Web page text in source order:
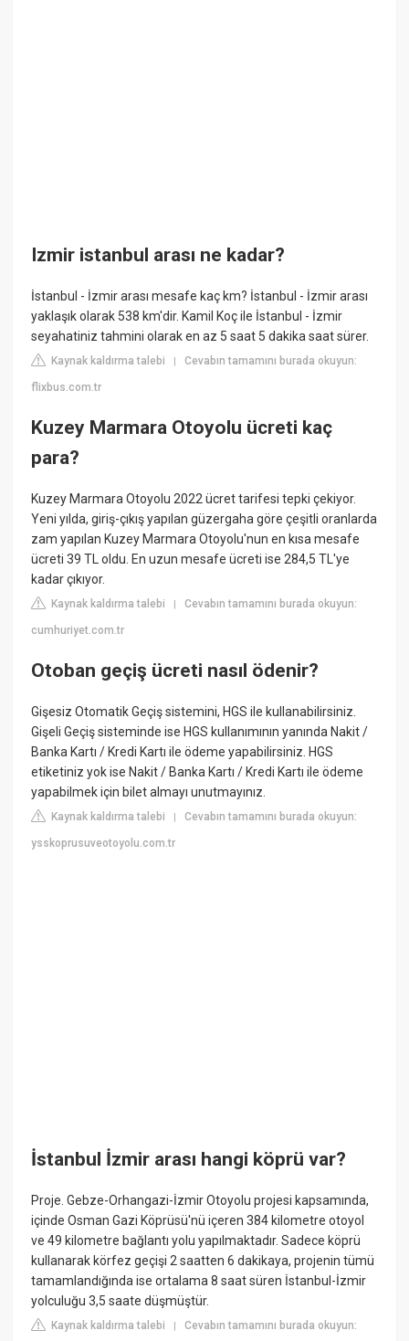
Izmir istanbul arası ne kadar?
İstanbul - İzmir arası mesafe kaç km? İstanbul - İzmir arası
yaklaşık olarak 538 km'dir. Kamil Koç ile İstanbul - İzmir
seyahatiniz tahmini olarak en az 5 saat 5 dakika saat sürer.
Kaynak kaldırma talebi |Cevabın tamamını burada okuyun:
flixbus.com.tr
Kuzey Marmara Otoyolu ücreti kaç
para?
Kuzey Marmara Otoyolu 2022 ücret tarifesi tepki çekiyor.
Yeni yılda, giriş-çıkış yapılan güzergaha göre çeşitli oranlarda
zam yapılan Kuzey Marmara Otoyolu'nun en kısa mesafe
ücreti 39 TL oldu. En uzun mesafe ücreti ise 284,5 TL'ye
kadar çıkıyor.
Kaynak kaldırma talebi |Cevabın tamamını burada okuyun:
cumhuriyet.com.tr
Otoban geçiş ücreti nasıl ödenir?
Gişesiz Otomatik Geçiş sistemini, HGS ile kullanabilirsiniz.
Gişeli Geçiş sisteminde ise HGS kullanımının yanında Nakit /
Banka Kartı / Kredi Kartı ile ödeme yapabilirsiniz. HGS
etiketiniz yok ise Nakit / Banka Kartı / Kredi Kartı ile ödeme
yapabilmek için bilet almayı unutmayınız.
Kaynak kaldırma talebi |Cevabın tamamını burada okuyun:
ysskoprusuveotoyolu.com.tr
İstanbul İzmir arası hangi köprü var?
Proje. Gebze-Orhangazi-İzmir Otoyolu projesi kapsamında,
içinde Osman Gazi Köprüsü'nü içeren 384 kilometre otoyol
ve 49 kilometre bağlantı yolu yapılmaktadır. Sadece köprü
kullanarak körfez geçişi 2 saatten 6 dakikaya, projenin tümü
tamamlandığında ise ortalama 8 saat süren İstanbul-İzmir
yolculuğu 3,5 saate düşmüştür.
Kaynak kaldırma talebi |Cevabın tamamını burada okuyun: